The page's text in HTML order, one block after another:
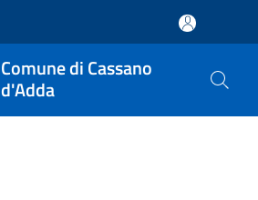
Comune di Cassano
d'Adda